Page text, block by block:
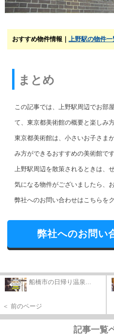
おすすめ物件情報｜ 上野駅の物件
まとめ
この記事では、上野駅周辺でお部
て、東京都美術館の概要と楽しみ
東京都美術館は、小さいお子さま
み方ができるおすすめの美術館です
上野駅周辺を散策されるときは、
気になる物件がございましたら、
弊社へのお問い合わせはこちらを
弊社へのお問い
船橋市の日帰り温泉...
＜ 前のページ
記事一覧